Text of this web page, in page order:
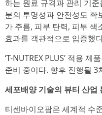
하는 원료 규격과 관리 기준
분의 투명성과 안전성도 확
가 주름, 피부 탄력, 피부
효과를 객관적으로 입증했
‘T-NUTREX PLUS’ 적용
준비 중이다. 향후 진행될
세포배양 기술의 뷰티 산업
티센바이오팜은 세계적 수